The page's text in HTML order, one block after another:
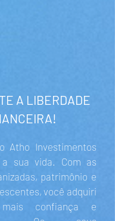
A LIBERDADE
Atho Investimentos
sua vida. Com as
patrimônio e
você adquiri
confiança e